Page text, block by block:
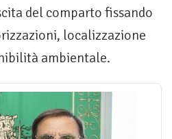
del comparto fissando
localizzazione
ambientale.